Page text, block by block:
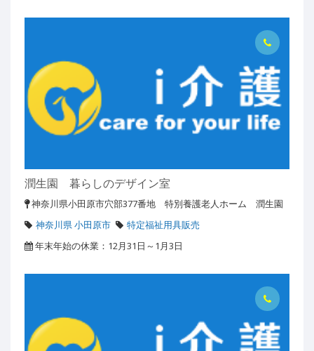
潤生園 暮らしのデザイン室
神奈川県小田原市穴部377番地 特別養護老人ホーム 潤生園
神奈川県 小田原市
特定福祉用具販売
年末年始の休業：12月31日～1月3日